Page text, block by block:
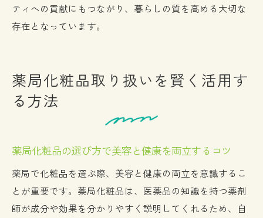
ティへの貢献にもつながり、暮らしの質を高める大切な
存在となっています。
薬局化粧品取り扱いを賢く活用す
る方法
薬局化粧品の選び方で美容と健康を両立するコツ
薬局で化粧品を選ぶ際、美容と健康の両立を意識するこ
とが重要です。薬局化粧品は、医薬品の知識を持つ薬剤
師が成分や効果を分かりやすく説明してくれるため、自